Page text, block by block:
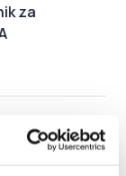
za
Zakaj